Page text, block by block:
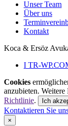
Unser Team
Über uns
Kontakt
Koca & Ersöz
I TR-
Cookies
anzubieten.
Richtlinie. Ich
Kontaktieren Sie
×